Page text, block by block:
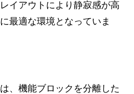
イアウトにより静寂感が高
最適な環境となっていま
、機能ブロックを分離した